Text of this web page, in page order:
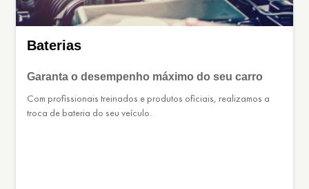
Baterias
Garanta o desempenho máximo do seu carro
Com profissionais treinados e produtos oficiais, realizamos a
troca de bateria do seu veículo.